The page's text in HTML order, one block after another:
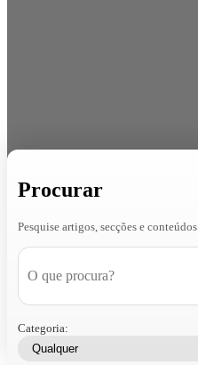
Procurar
Pesquise artigos, secções e conteúdos
Categoria: